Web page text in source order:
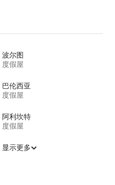
波尔图
度假屋
巴伦西亚
度假屋
阿利坎特
度假屋
显示更多